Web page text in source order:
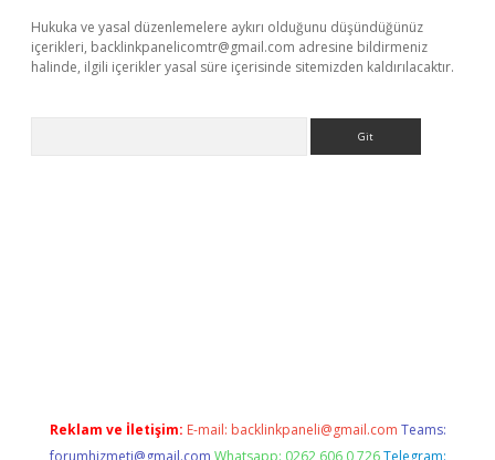
Hukuka ve yasal düzenlemelere aykırı olduğunu düşündüğünüz
içerikleri, backlinkpanelicomtr@gmail.com adresine bildirmeniz
halinde, ilgili içerikler yasal süre içerisinde sitemizden kaldırılacaktır.
Reklam ve İletişim: E-mail: backlinkpaneli@gmail.com Teams:
forumhizmeti@gmail.com Whatsapp: 0262 606 0 726 Telegram: